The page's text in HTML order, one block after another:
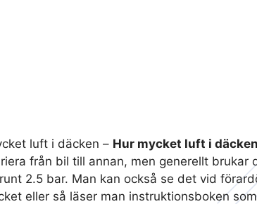
luft i däcken – Hur mycket luft i däcken
från bil till annan, men generellt brukar
2.5 bar. Man kan också se det vid
eller så läser man instruktionsboken